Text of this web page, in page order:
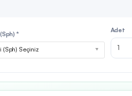
*
(Sph) Seçiniz
Adet